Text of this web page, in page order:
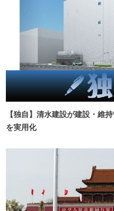
【独自】清水建設が建設・維
を実用化